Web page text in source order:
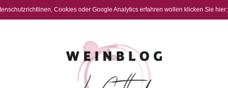
Cookies oder Google Analytics erfahren wollen klicken Sie hier: